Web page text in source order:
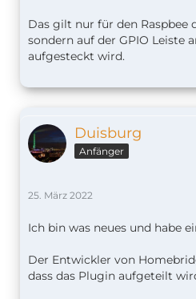
Das gilt nur für den Raspbee
sondern auf der GPIO Leiste
aufgesteckt wird.
Duisburg
Anfänger
25. März 2022
Ich bin was neues und habe
Der Entwickler von
dass das Plugin aufgeteilt